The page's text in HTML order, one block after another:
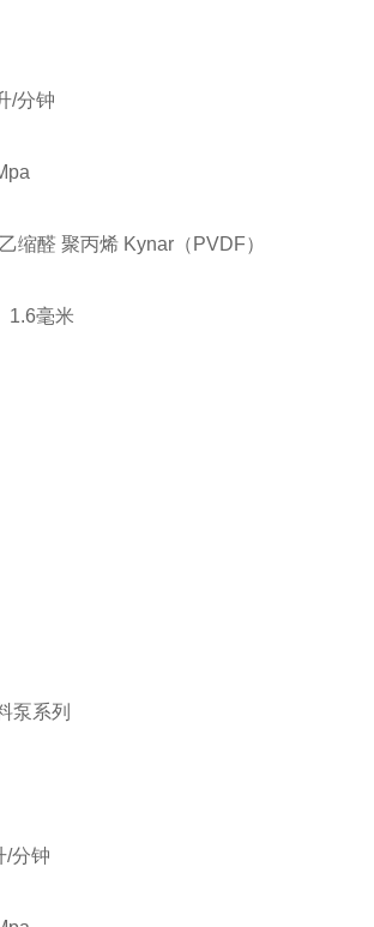
/分钟
缩醛 聚丙烯 Kynar（PVDF）
1.6毫米
泵系列
/分钟